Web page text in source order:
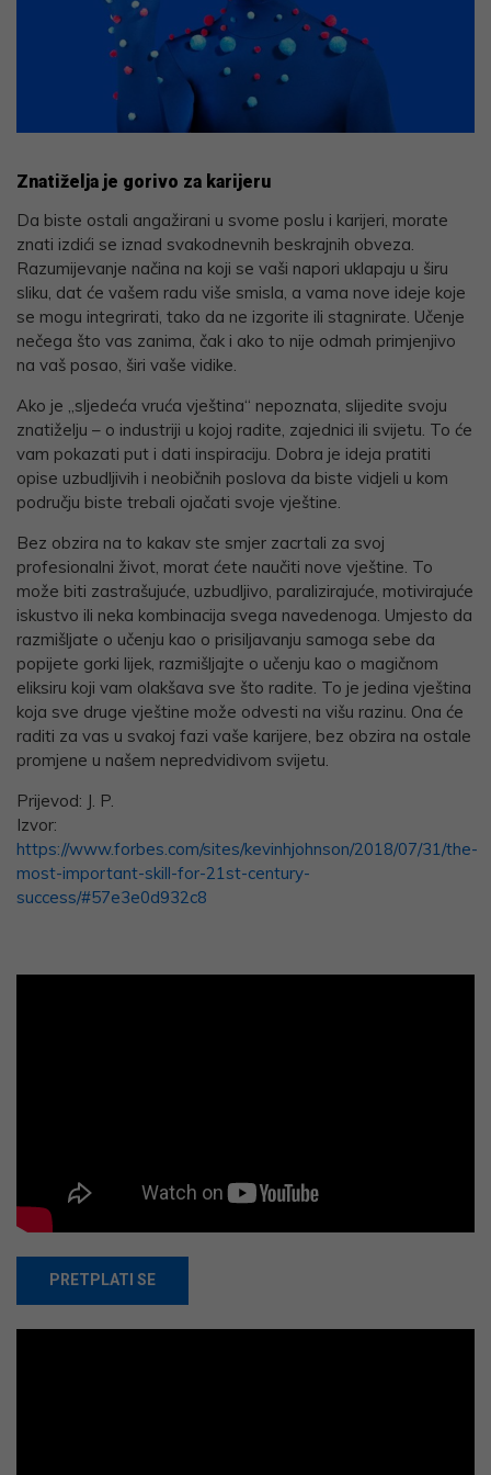
Znatiželja je gorivo za karijeru
Da biste ostali angažirani u svome poslu i karijeri, morate
znati izdići se iznad svakodnevnih beskrajnih obveza.
Razumijevanje načina na koji se vaši napori uklapaju u širu
sliku, dat će vašem radu više smisla, a vama nove ideje koje
se mogu integrirati, tako da ne izgorite ili stagnirate. Učenje
nečega što vas zanima, čak i ako to nije odmah primjenjivo
na vaš posao, širi vaše vidike.
Ako je „sljedeća vruća vještina“ nepoznata, slijedite svoju
znatiželju – o industriji u kojoj radite, zajednici ili svijetu. To će
vam pokazati put i dati inspiraciju. Dobra je ideja pratiti
opise uzbudljivih i neobičnih poslova da biste vidjeli u kom
području biste trebali ojačati svoje vještine.
Bez obzira na to kakav ste smjer zacrtali za svoj
profesionalni život, morat ćete naučiti nove vještine. To
može biti zastrašujuće, uzbudljivo, paralizirajuće, motivirajuće
iskustvo ili neka kombinacija svega navedenoga. Umjesto da
razmišljate o učenju kao o prisiljavanju samoga sebe da
popijete gorki lijek, razmišljajte o učenju kao o magičnom
eliksiru koji vam olakšava sve što radite. To je jedina vještina
koja sve druge vještine može odvesti na višu razinu. Ona će
raditi za vas u svakoj fazi vaše karijere, bez obzira na ostale
promjene u našem nepredvidivom svijetu.
Prijevod: J. P.
Izvor:
https://www.forbes.com/sites/kevinhjohnson/2018/07/31/the-
most-important-skill-for-21st-century-
success/#57e3e0d932c8
PRETPLATI SE